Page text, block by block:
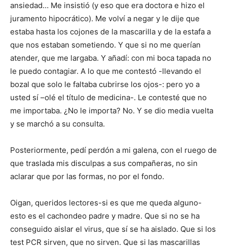
ansiedad… Me insistió (y eso que era doctora e hizo el
juramento hipocrático). Me volví a negar y le dije que
estaba hasta los cojones de la mascarilla y de la estafa a
que nos estaban sometiendo. Y que si no me querían
atender, que me largaba. Y añadí: con mi boca tapada no
le puedo contagiar. A lo que me contestó -llevando el
bozal que solo le faltaba cubrirse los ojos-: pero yo a
usted sí –olé el título de medicina-. Le contesté que no
me importaba. ¿No le importa? No. Y se dio media vuelta
y se marchó a su consulta.
Posteriormente, pedí perdón a mi galena, con el ruego de
que traslada mis disculpas a sus compañeras, no sin
aclarar que por las formas, no por el fondo.
Oigan, queridos lectores-si es que me queda alguno-
esto es el cachondeo padre y madre. Que si no se ha
conseguido aislar el virus, que sí se ha aislado. Que si los
test PCR sirven, que no sirven. Que si las mascarillas